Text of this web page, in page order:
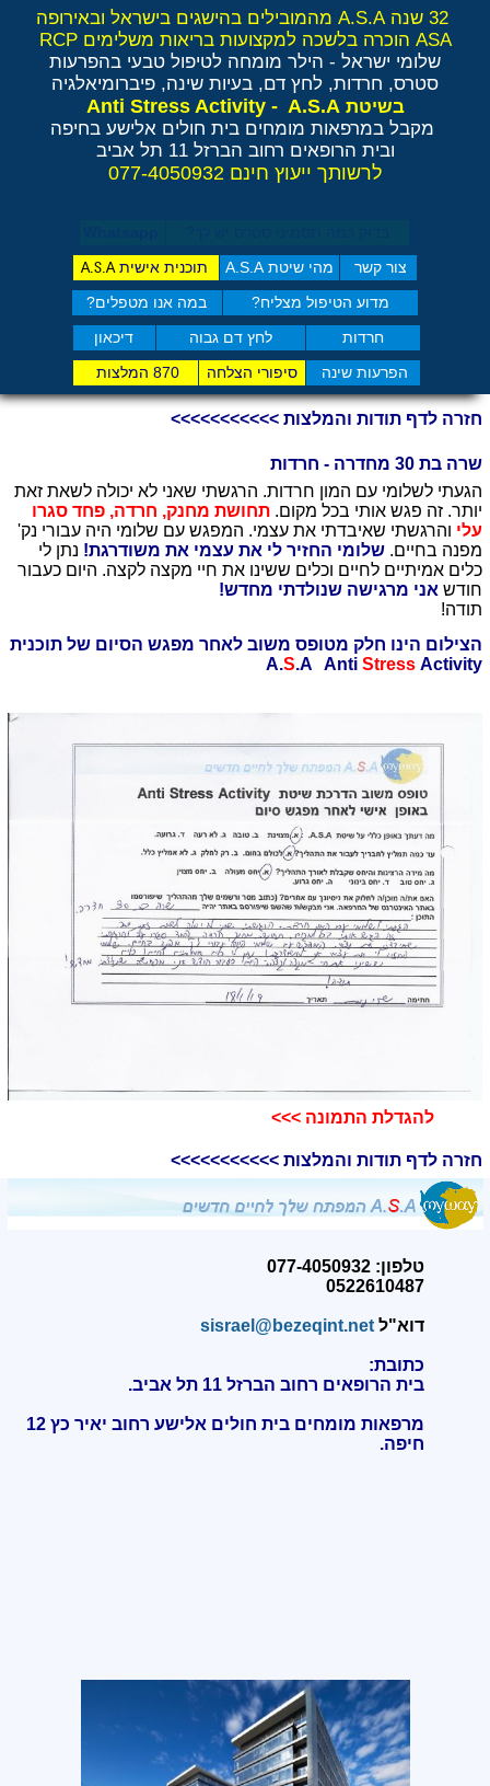
צור קשר מהי שיטת A.S.A תוכנית אישיתA.S.A
חרדות לחץ דם גבוה דיכאון
מדוע הטיפול מצליח? במה אנו מטפלים?
הפרעות שינה סיפורי הצלחה 870 המלצות
32 שנה A.S.A מהמובילים בהישגים בישראל ובאירופה
ASA הוכרה בלשכה למקצועות בריאות משלימים RCP
שלומי ישראל - הילר מומחה לטיפול טבעי בהפרעות
סטרס, חרדות, לחץ דם, בעיות שינה, פיברומיאלגיה
בשיטת Anti Stress Activity - A.S.A
מקבל במרפאות מומחים בית חולים אלישע בחיפה
ובית הרופאים רחוב הברזל 11 תל אביב
לרשותך ייעוץ חינם 077-4050932
שרה בת 30 מחדרה - חרדות
הגעתי לשלומי עם המון חרדות. הרגשתי שאני לא יכולה לשאת זאת
יותר. זה פגש אותי בכל מקום. תחושת מחנק, חרדה, פחד סגרו
עלי והרגשתי שאיבדתי את עצמי. המפגש עם שלומי היה עבורי נק'
מפנה בחיים. שלומי החזיר לי את עצמי את משודרגת! נתן לי
כלים אמיתיים לחיים וכלים ששינו את חיי מקצה לקצה. היום כעבור
חודש אני מרגישה שנולדתי מחדש!
תודה!
הצילום הינו חלק מטופס משוב לאחר מפגש הסיום של תוכנית
A.S.A AntiStress Activity
חזרה לדף תודות והמלצות >>>>>>>>>>>
חזרה לדף תודות והמלצות >>>>>>>>>>>
להגדלת התמונה >>>​
טלפון: 077-4050932
0522610487
דוא"לsisrael@bezeqint.net
כתובת:
בית הרופאים רחוב הברזל 11 תל אביב.
מרפאות מומחים בית חולים אלישע רחוב יאיר כץ 12
חיפה.